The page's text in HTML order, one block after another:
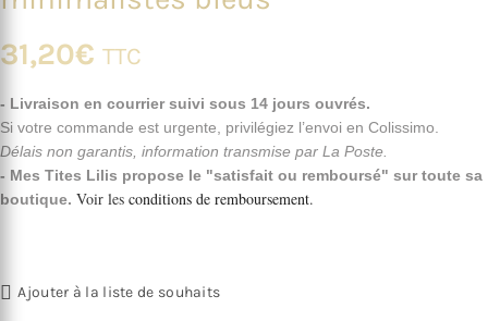
31,20€ TTC
- Livraison en courrier suivi sous 14 jours ouvrés.
Si votre commande est urgente, privilégiez l’envoi en Colissimo.
Délais non garantis, information transmise par La Poste.
- Mes Tites Lilis propose le "satisfait ou remboursé" sur toute sa
boutique. Voir les conditions de remboursement.
Ajouter à la liste de souhaits